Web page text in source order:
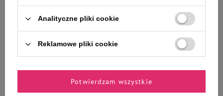
Zaufane i polecane przez
naszych ekspertów
Analityczne pliki cookie
Reklamowe pliki cookie
Potwierdzam wszystkie